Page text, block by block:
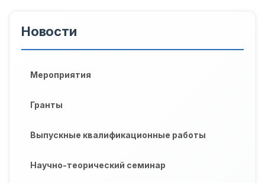
Новости
Мероприятия
Гранты
Выпускные квалификационные работы
Научно-теорический семинар